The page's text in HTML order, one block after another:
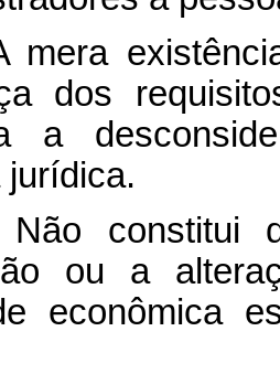
dos
a
jurídica.
constitui
ou a
econômica